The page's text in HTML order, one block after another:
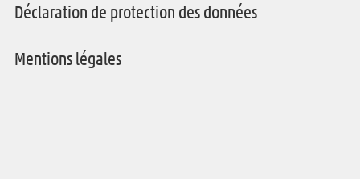
Déclaration de protection des données
Mentions légales